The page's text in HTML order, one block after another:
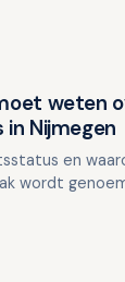
weten
Nijmegen
en
wordt